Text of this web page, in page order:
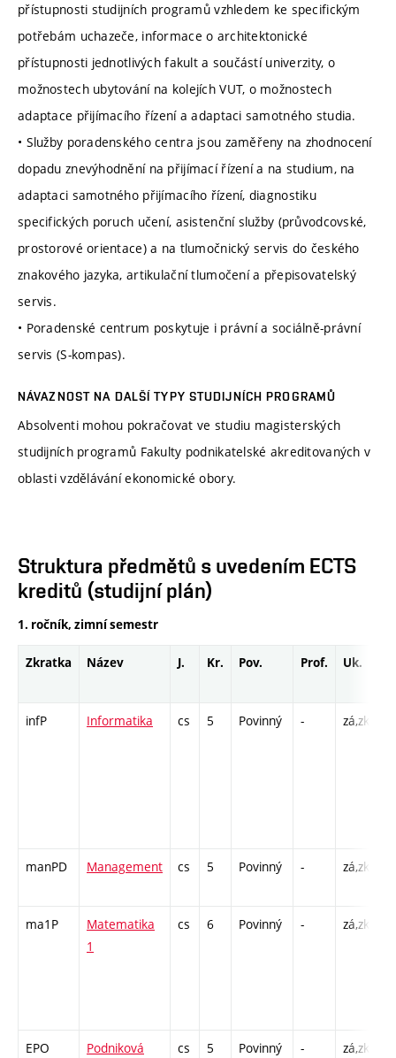
přístupnosti studijních programů vzhledem ke specifickým
potřebám uchazeče, informace o architektonické
přístupnosti jednotlivých fakult a součástí univerzity, o
možnostech ubytování na kolejích VUT, o možnostech
adaptace přijímacího řízení a adaptaci samotného studia.
• Služby poradenského centra jsou zaměřeny na zhodnocení
dopadu znevýhodnění na přijímací řízení a na studium, na
adaptaci samotného přijímacího řízení, diagnostiku
specifických poruch učení, asistenční služby (průvodcovské,
prostorové orientace) a na tlumočnický servis do českého
znakového jazyka, artikulační tlumočení a přepisovatelský
servis.
• Poradenské centrum poskytuje i právní a sociálně-právní
servis (S-kompas).
NÁVAZNOST NA DALŠÍ TYPY STUDIJNÍCH PROGRAMŮ
Absolventi mohou pokračovat ve studiu magisterských
studijních programů Fakulty podnikatelské akreditovaných v
oblasti vzdělávání ekonomické obory.
Struktura předmětů s uvedením ECTS
kreditů (studijní plán)
1. ročník, zimní semestr
Zkratka Název J. Kr. Pov. Prof. Uk.
infP Informatika cs 5 Povinný - zá,zk
manPD Management cs 5 Povinný - zá,zk
ma1P
Matematika
1
cs 6 Povinný - zá,zk
EPO
Podniková
cs 5 Povinný - zá,zk